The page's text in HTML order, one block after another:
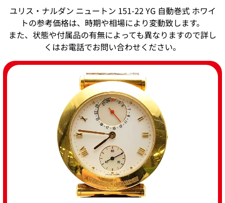
ユリス・ナルダン ニュートン 151-22 YG 自動巻式 ホワイ
トの参考価格は、時期や相場により変動致します。
また、状態や付属品の有無によっても異なりますので詳し
くはお電話でお問い合わせください。